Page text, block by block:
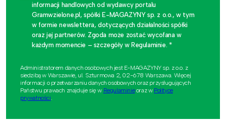
informacji handlowych od wydawcy portalu
Gramwzielone.pl, spółki E-MAGAZYNY sp. z o.o., w tym
w formie newslettera, dotyczących działalności spółki
oraz jej partnerów. Zgoda może zostać wycofana w
każdym momencie – szczegóły w Regulaminie. *
Administratorem danych osobowych jest E-MAGAZYNY sp. z o.o. z
siedzibą w Warszawie, ul. Szturmowa 2, 02-678 Warszawa. Więcej
informacji o przetwarzaniu danych osobowych oraz przysługujących
Państwu prawach znajduje się w Regulaminieoraz w Polityce
prywatności